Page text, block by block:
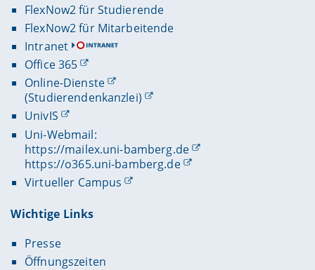
FlexNow2 für Studierende
FlexNow2 für Mitarbeitende
Intranet
Office 365
Online-Dienste
(Studierendenkanzlei)
UnivIS
Uni-Webmail:
https://mailex.uni-bamberg.de
https://o365.uni-bamberg.de
Virtueller Campus
Wichtige Links
Presse
Öffnungszeiten